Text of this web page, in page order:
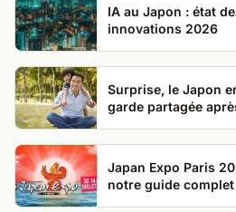
IA au Japon : état
innovations 2026
Surprise, le Japon
garde partagée
Japan Expo Paris
notre guide complet